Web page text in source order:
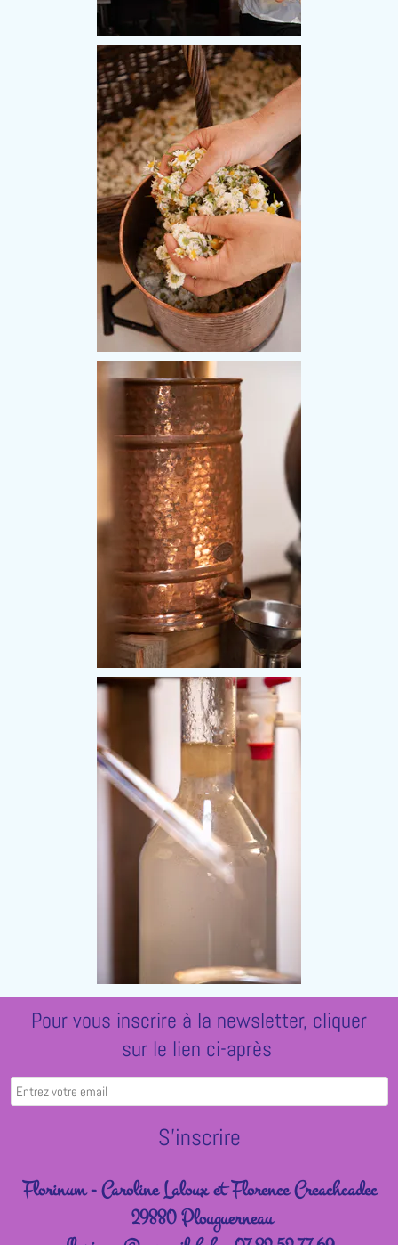
Pour vous inscrire à la newsletter, cliquer
sur le lien ci-après
Florinum - Caroline Laloux et Florence Creachcadec
29880 Plouguerneau